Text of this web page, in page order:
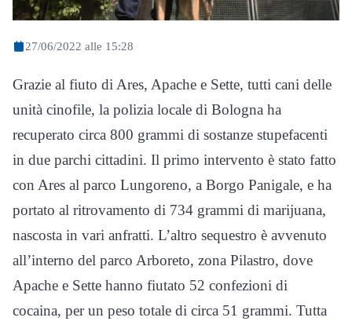
27/06/2022 alle 15:28
Grazie al fiuto di Ares, Apache e Sette, tutti cani delle
unità cinofile, la polizia locale di Bologna ha
recuperato circa 800 grammi di sostanze stupefacenti
in due parchi cittadini. Il primo intervento è stato fatto
con Ares al parco Lungoreno, a Borgo Panigale, e ha
portato al ritrovamento di 734 grammi di marijuana,
nascosta in vari anfratti. L’altro sequestro è avvenuto
all’interno del parco Arboreto, zona Pilastro, dove
Apache e Sette hanno fiutato 52 confezioni di
cocaina, per un peso totale di circa 51 grammi. Tutta